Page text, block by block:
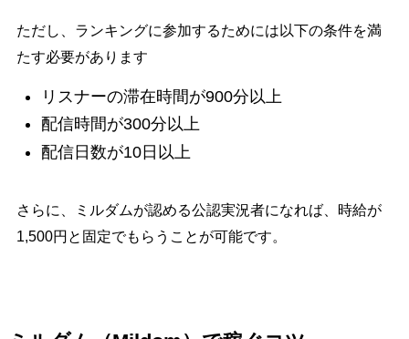
ただし、ランキングに参加するためには以下の条件を満
たす必要があります
リスナーの滞在時間が900分以上
配信時間が300分以上
配信日数が10日以上
さらに、ミルダムが認める公認実況者になれば、時給が
1,500円と固定でもらうことが可能です。